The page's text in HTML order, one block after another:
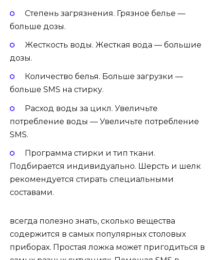
Степень загрязнения. Грязное белье —
больше дозы.
Жесткость воды. Жесткая вода — большие
дозы.
Количество белья. Больше загрузки —
больше SMS на стирку.
Расход воды за цикл. Увеличьте
потребление воды — Увеличьте потребление
SMS.
Программа стирки и тип ткани.
Подбирается индивидуально. Шерсть и шелк
рекомендуется стирать специальными
составами.
всегда полезно знать, сколько вещества
содержится в самых популярных столовых
приборах. Простая ложка может пригодиться в